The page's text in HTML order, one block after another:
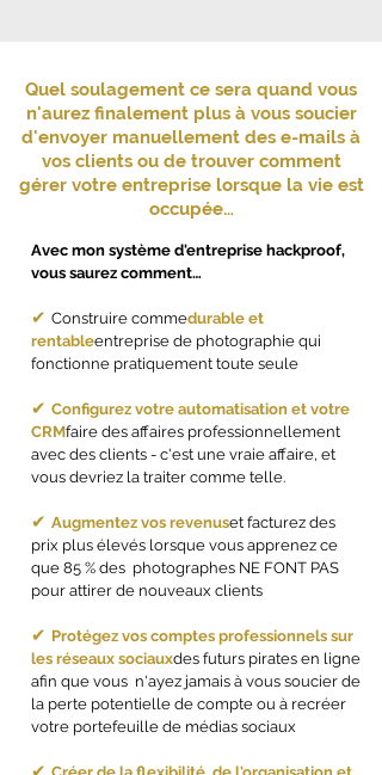
Quel soulagement ce sera quand vous
n'aurez finalement plus à vous soucier
d'envoyer manuellement des e-mails à
vos clients ou de trouver comment
gérer votre entreprise lorsque la vie est
occupée…
Avec mon système d'entreprise hackproof,
vous saurez comment…
✔ Construire commedurable et
rentableentreprise de photographie qui
fonctionne pratiquement toute seule
✔ Configurez votre automatisation et votre
CRMfaire des affaires professionnellement
avec des clients - c'est une vraie affaire, et
vous devriez la traiter comme telle.
✔ Augmentez vos revenuset facturez des
prix plus élevés lorsque vous apprenez ce
que 85 % des photographes NE FONT PAS
pour attirer de nouveaux clients
✔ Protégez vos comptes professionnels sur
les réseaux sociauxdes futurs pirates en ligne
afin que vous n'ayez jamais à vous soucier de
la perte potentielle de compte ou à recréer
votre portefeuille de médias sociaux